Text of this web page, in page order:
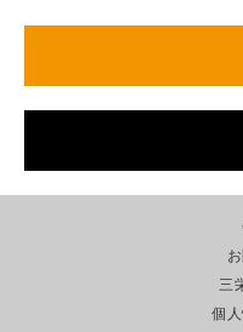
第1条（適用）
本規約は，ユーザーと当社
本サービスには会員向けメ
って，利用登録が完了する
•当社は，利用登録の登録
利用登録を承認しないもし
その理由については一切の
（1）利用登録の際して本
三
個